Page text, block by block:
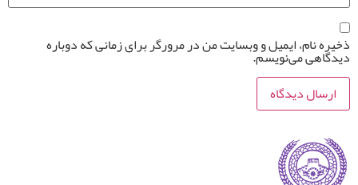
ذخیره نام، ایمیل و وبسایت من در مرورگر برای زمانی که دوباره
دیدگاهی می‌نویسم.